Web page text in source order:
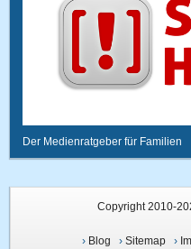
Der Medienratgeber für Familien
Copyright 2010-
› Blog › Sitemap›